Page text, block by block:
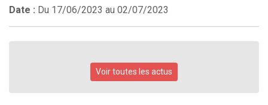
Date : Du 17/06/2023 au 02/07/2023
Voir toutes les actus